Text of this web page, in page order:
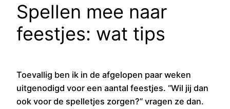
Spellen mee naar
feestjes: wat tips
Toevallig ben ik in de afgelopen paar weken
uitgenodigd voor een aantal feestjes. “Wil jij dan
ook voor de spelletjes zorgen?” vragen ze dan.